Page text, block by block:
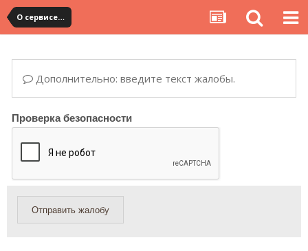
О сервисе, сайте и форуме
Дополнительно: введите текст жалобы.
Проверка безопасности
Отправить жалобу